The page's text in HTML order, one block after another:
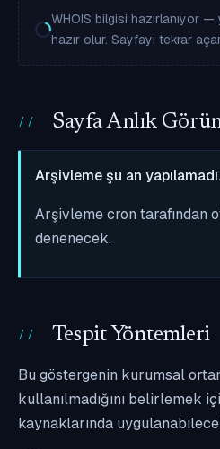
WHOIS bilgisi hazırlanıyor
hazır olur. Sayfayı tekrar
Sayfa Anlık
Arşivleme şu an yapılamadı.
Arşivleme cron tarafından
denenecek.
Tespit Yöntemleri
Bu göstergenin kurumsal
kullanılmadığını belirlemek
kaynaklarında